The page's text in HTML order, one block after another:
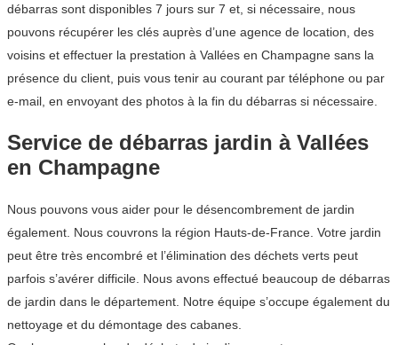
débarras sont disponibles 7 jours sur 7 et, si nécessaire, nous
pouvons récupérer les clés auprès d’une agence de location, des
voisins et effectuer la prestation à Vallées en Champagne sans la
présence du client, puis vous tenir au courant par téléphone ou par
e-mail, en envoyant des photos à la fin du débarras si nécessaire.
Service de débarras jardin à Vallées
en Champagne
Nous pouvons vous aider pour le désencombrement de jardin
également. Nous couvrons la région Hauts-de-France. Votre jardin
peut être très encombré et l’élimination des déchets verts peut
parfois s’avérer difficile. Nous avons effectué beaucoup de débarras
de jardin dans le département. Notre équipe s’occupe également du
nettoyage et du démontage des cabanes.